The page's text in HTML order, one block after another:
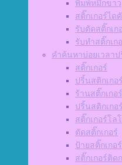
พิมพ์หมึกขาว
สติ๊กเกอร์ได
รับตัดสติ๊กเก
รับทำสติ๊กเก
คำค้นหาบ่อยเวลาป
สติ๊กเกอร์
ปริ้นสติกเกอ
ร้านสติ๊กเกอร์
ปริ้นสติกเกอร์
สติ๊กเกอร์โล
ตัดสติ๊กเกอร์
ป้ายสติ๊กเกอร์
สติ๊กเกอร์ติด